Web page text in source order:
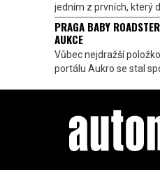
jedním z prvních, který
PRAGA BABY
AUKCE
Vůbec nejdražší
portálu Aukro se stal